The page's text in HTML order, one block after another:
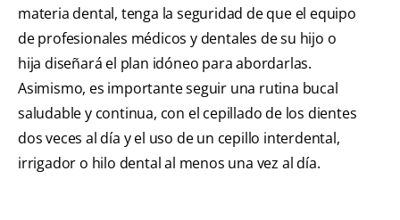
materia dental, tenga la seguridad de que el equipo
de profesionales médicos y dentales de su hijo o
hija diseñará el plan idóneo para abordarlas.
Asimismo, es importante seguir una rutina bucal
saludable y continua, con el cepillado de los dientes
dos veces al día y el uso de un cepillo interdental,
irrigador o hilo dental al menos una vez al día.